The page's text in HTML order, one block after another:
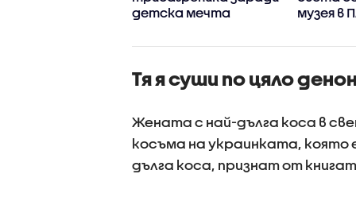
детска мечта
музея в
Тя я суши по цяло
Жената с най-дълга коса в
косъма на украинката, която
дълга коса, признат от